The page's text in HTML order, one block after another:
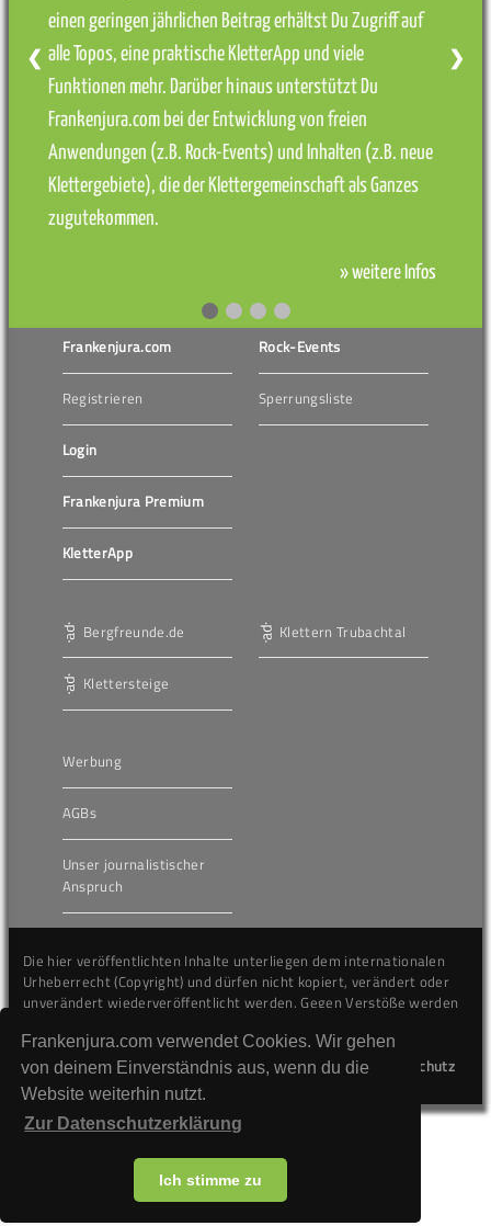
Frankenjura.com verwendet Cookies. Wir gehen
von deinem Einverständnis aus, wenn du die
Website weiterhin nutzt.
Zur Datenschutzerklärung
Ich stimme zu
einen geringen jährlichen Beitrag erhältst Du Zugriff auf
alle Topos, eine praktische KletterApp und viele
Funktionen mehr. Darüber hinaus unterstützt Du
Frankenjura.com bei der Entwicklung von freien
Anwendungen (z.B. Rock-Events) und Inhalten (z.B. neue
Klettergebiete), die der Klettergemeinschaft als Ganzes
zugutekommen.
» weitere Infos
❮ ❯
Frankenjura.com
Registrieren
Login
Frankenjura Premium
KletterApp
Rock-Events
Sperrungsliste
Bergfreunde.de
Klettersteige
Klettern Trubachtal
Werbung
AGBs
Unser journalistischer
Anspruch
Die hier veröffentlichten Inhalte unterliegen dem internationalen
Urheberrecht (Copyright) und dürfen nicht kopiert, verändert oder
unverändert wiederveröffentlicht werden. Gegen Verstöße werden
Kontakt
Impressum Datenschutz